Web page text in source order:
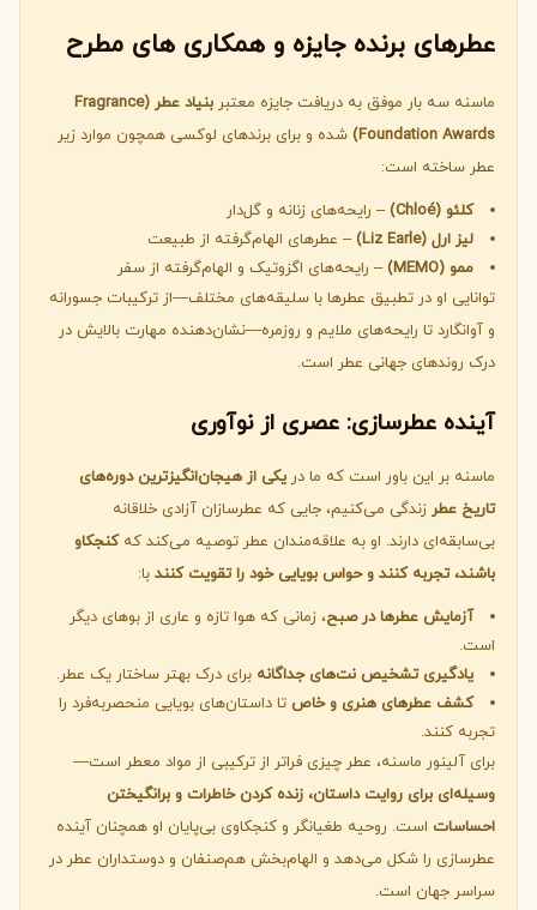
عطرهای برنده جایزه و همکاری های مطرح
ماسنه سه بار موفق به دریافت جایزه معتبر
بنیاد عطر (Fragrance
Foundation Awards) شده و برای برندهای لوکسی همچون موارد زیر
عطر ساخته است:
کلئو (Chloé)
– رایحه‌های زنانه و گل‌دار
لیز ارل (Liz Earle)
– عطرهای الهام‌گرفته از طبیعت
ممو (MEMO)
– رایحه‌های اگزوتیک و الهام‌گرفته از سفر
توانایی او در تطبیق عطرها با سلیقه‌های مختلف—از ترکیبات جسورانه
و آوانگارد تا رایحه‌های ملایم و روزمره—نشان‌دهنده مهارت بالایش در
درک روندهای جهانی عطر است.
آینده عطرسازی: عصری از نوآوری
ماسنه بر این باور است که ما در یکی از هیجان‌انگیزترین دوره‌های
تاریخ عطر زندگی می‌کنیم، جایی که عطرسازان آزادی خلاقانه
بی‌سابقه‌ای دارند. او به علاقه‌مندان عطر توصیه می‌کند کهکنجکاو
باشند، تجربه کنند و حواس بویایی خود را تقویت کنند با:
آزمایش عطرها در صبح، زمانی که هوا تازه و عاری از بوهای دیگر
است.
یادگیری تشخیص نت‌های جداگانه برای درک بهتر ساختار یک عطر.
کشف عطرهای هنری و خاص تا داستان‌های بویایی منحصربه‌فرد را
تجربه کنند.
برای آلینور ماسنه، عطر چیزی فراتر از ترکیبی از مواد معطر است—
وسیله‌ای برای روایت داستان، زنده کردن خاطرات و برانگیختن
احساسات است. روحیه طغیانگر و کنجکاوی بی‌پایان او همچنان آینده
عطرسازی را شکل می‌دهد و الهام‌بخش هم‌صنفان و دوستداران عطر در
سراسر جهان است.